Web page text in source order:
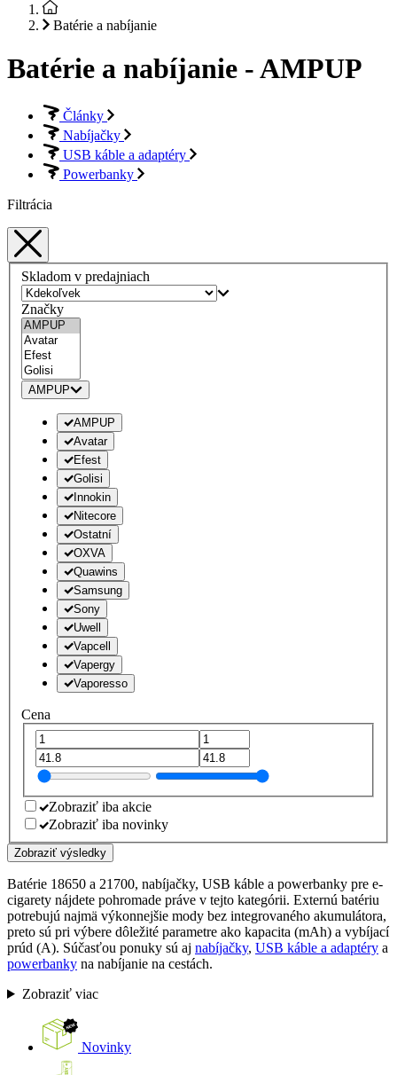
Batérie a nabíjanie
Batérie a nabíjanie - AMPUP
Články
Nabíjačky
USB káble a adaptéry
Powerbanky
Filtrácia
Skladom v predajniach
Značky
AMPUP
AMPUP
Avatar
Efest
Golisi
Innokin
Nitecore
Ostatní
OXVA
Quawins
Samsung
Sony
Uwell
Vapcell
Vapergy
Vaporesso
Cena
Zobraziť iba akcie
Zobraziť iba novinky
Zobraziť výsledky
Batérie 18650 a 21700, nabíjačky, USB káble a powerbanky pre e-
cigarety nájdete pohromade práve v tejto kategórii. Externú batériu
potrebujú najmä výkonnejšie mody bez integrovaného akumulátora,
preto sú pri výbere dôležité parametre ako kapacita (mAh) a vybíjací
prúd (A). Súčasťou ponuky sú aj nabíjačky, USB káble a adaptéry a
powerbanky na nabíjanie na cestách.
Zobraziť viac
Novinky